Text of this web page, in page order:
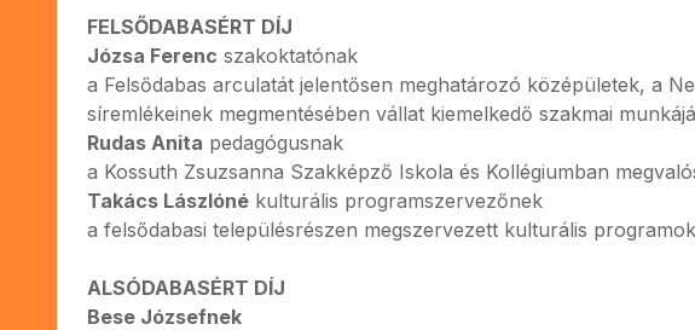
FELSŐDABASÉRT DÍJ
Józsa Ferenc szakoktatónak
a Felsődabas arculatát jelentősen meghatározó középületek, a
síremlékeinek megmentésében vállat kiemelkedő szakmai
Rudas Anita pedagógusnak
a Kossuth Zsuzsanna Szakképző Iskola és Kollégiumban
Takács Lászlóné kulturális programszervezőnek
a felsődabasi településrészen megszervezett kulturális
ALSÓDABASÉRT DÍJ
Bese Józsefnek